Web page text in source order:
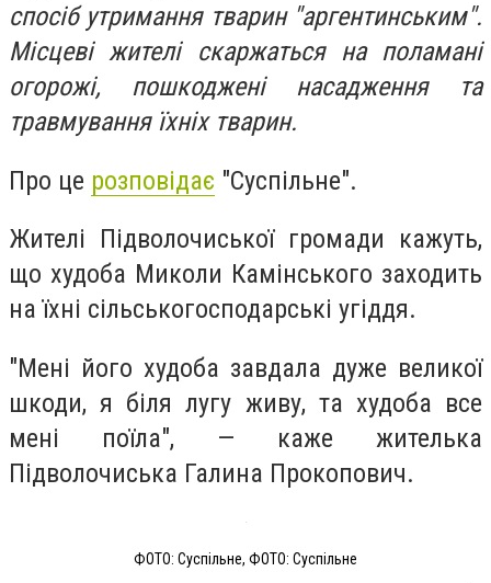
спосіб утримання тварин "аргентинським".
Місцеві жителі скаржаться на поламані
огорожі, пошкоджені насадження та
травмування їхніх тварин.
Про це розповідає "Суспільне".
Жителі Підволочиської громади кажуть,
що худоба Миколи Камінського заходить
на їхні сільськогосподарські угіддя.
"Мені його худоба завдала дуже великої
шкоди, я біля лугу живу, та худоба все
мені поїла", — каже жителька
Підволочиська Галина Прокопович.
ФОТО: Суспільне, ФОТО: Суспільне